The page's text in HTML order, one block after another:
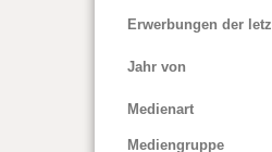
Erwerbungen der
Jahr von
Medienart
Mediengruppe